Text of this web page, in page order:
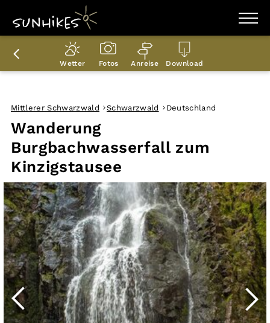
WANDERZIELE
WANDERUNGEN
ENTDECKEN
PLANER
Wetter Fotos Anreise Download
Wanderung
Burgbachwasserfall zum
Kinzigstausee
Mittlerer Schwarzwald Schwarzwald Deutschland